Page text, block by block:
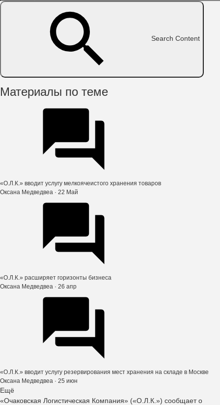
Search Content
Материалы по теме
«О.Л.К.» вводит услугу мелкоячеистого хранения товаров
Оксана Медведвеа · 22 Май
«О.Л.К.» расширяет горизонты бизнеса
Оксана Медведвеа · 26 апр
«О.Л.К.» вводит услугу резервирования мест хранения на складе в Москве
Оксана Медведвеа · 25 июн
Ещё
«Очаковская Логистическая Компания» («О.Л.К.») сообщает о